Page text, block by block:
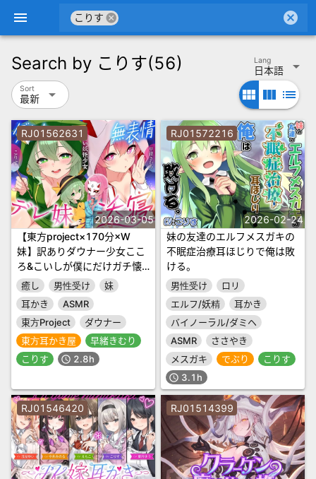
menu こりす cancel cancel
Search by こりす(56) 日本語
Lang arrow_drop_down
最新
Sort arrow_drop_down view_module view_column list
RJ01562631
2026-03-05
【東方project×170分×W
妹】訳ありダウナー少女ここ
ろ&こいしが僕にだけガチ懐
きしてハーレムご奉仕に至る
まで！✅アラームセット・特
典画像付き✅
癒し 男性受け
妹
耳かき
ASMR
東方Project
ダウナー
東方耳かき屋
早緒きむり
こりす
schedule 2.8h
RJ01572216
2026-02-24
妹の友達のエルフメスガキの
不眠症治療耳ほじりで俺は敗
ける。
男性受け
ロリ
エルフ/妖精
耳かき
バイノーラル/ダミヘ
ASMR
ささやき
メスガキ
でぶり こりす
schedule 3.1h
RJ01546420 RJ01514399